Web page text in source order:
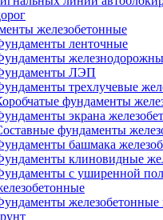
железобетонные
ленточные
ЛЭП
трехлучевые
фундаменты
экрана
фундаменты
башмака
клиновидные
с уширенной
железобетонные